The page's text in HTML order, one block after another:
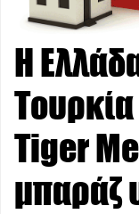
Η
Tiger
μπαράζ